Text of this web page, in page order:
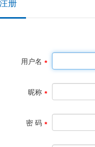
册
用户名
昵称
密 码